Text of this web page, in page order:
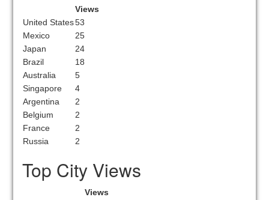
Views
United States53
Mexico
25
Japan
24
Brazil
18
Australia
5
Singapore
4
Argentina
2
Belgium
2
France
2
Russia
2
Top City Views
Views